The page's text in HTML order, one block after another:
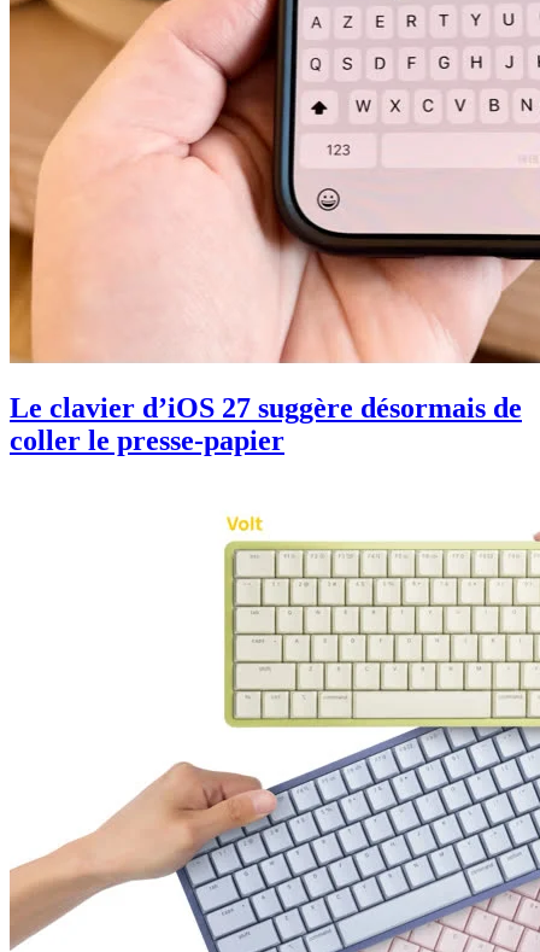
Le clavier d’iOS 27 suggère désormais de
coller le presse-papier